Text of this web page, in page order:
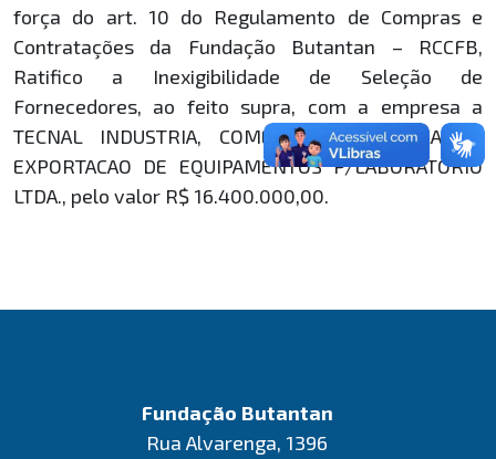
força do art. 10 do Regulamento de Compras e
Contratações da Fundação Butantan – RCCFB,
Ratifico a Inexigibilidade de Seleção de
Fornecedores, ao feito supra, com a empresa a
TECNAL INDUSTRIA, COMERCIO, IMPORTACAO E
EXPORTACAO DE EQUIPAMENTOS P/LABORATÓRIO
LTDA., pelo valor R$ 16.400.000,00.
Fundação Butantan
Rua Alvarenga, 1396